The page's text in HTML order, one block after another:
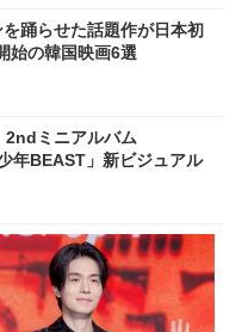
踊らせた話題作が日本初
始の韓国映画6選
2ndミニアルバム
年BEAST」新ビジュアル